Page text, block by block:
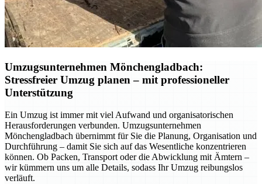
Umzugsunternehmen Mönchengladbach:
Stressfreier Umzug planen – mit professioneller
Unterstützung
Ein Umzug ist immer mit viel Aufwand und organisatorischen
Herausforderungen verbunden. Umzugsunternehmen
Mönchengladbach übernimmt für Sie die Planung, Organisation und
Durchführung – damit Sie sich auf das Wesentliche konzentrieren
können. Ob Packen, Transport oder die Abwicklung mit Ämtern –
wir kümmern uns um alle Details, sodass Ihr Umzug reibungslos
verläuft.